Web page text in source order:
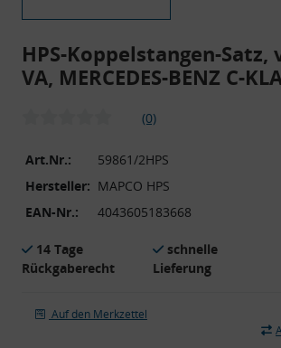
HPS-Koppelstangen-
VA, MERCEDES-BENZ C-
(0)
Art.Nr.:
59861/2HPS
Hersteller: MAPCO HPS
EAN-Nr.:
4043605183668
14 Tage
Rückgaberecht
schnelle
Lieferung
Auf den Merkzettel